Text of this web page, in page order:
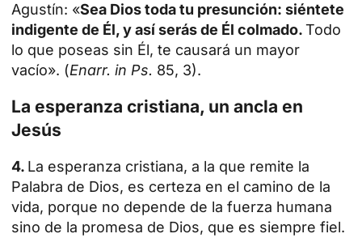
Agustín: «Sea Dios toda tu presunción: siéntete
indigente de Él, y así serás de Él colmado.Todo
lo que poseas sin Él, te causará un mayor
vacío». (Enarr. in Ps. 85, 3).
La esperanza cristiana, un ancla en
Jesús
4. La esperanza cristiana, a la que remite la
Palabra de Dios, es certeza en el camino de la
vida, porque no depende de la fuerza humana
sino de la promesa de Dios, que es siempre fiel.